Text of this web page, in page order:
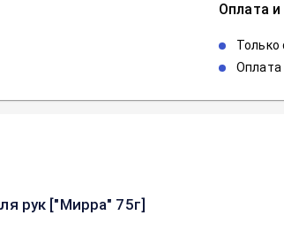
Оплата
Только
Оплата
рук ["Мирра" 75г]